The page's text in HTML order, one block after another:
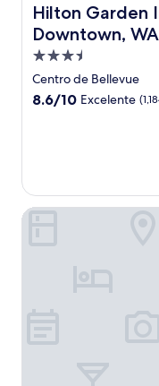
Hilton Garden
Downtown, WA
Hilton Garden Inn
Propiedad
de
3.5
Centro de Bellevue
8.6
8.6/10 Excelente
Hyatt Regency